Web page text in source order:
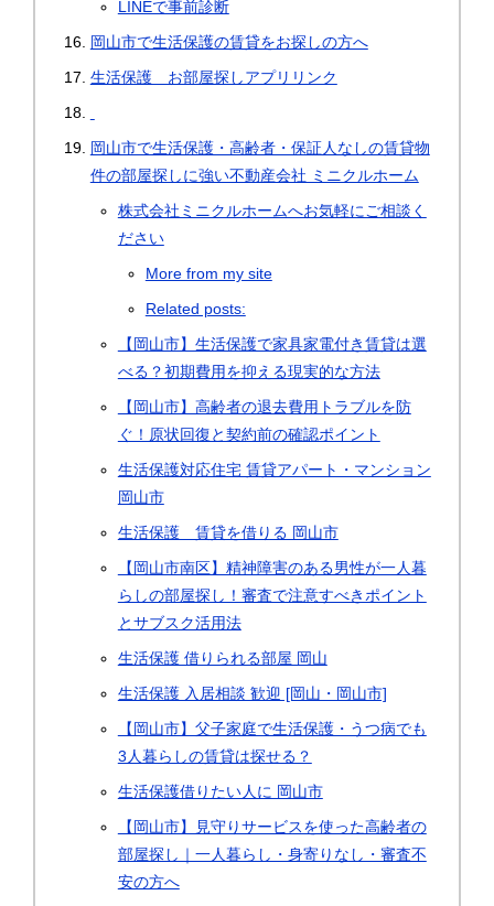
LINEで事前診断
岡山市で生活保護の賃貸をお探しの方へ
生活保護 お部屋探しアプリリンク
岡山市で生活保護・高齢者・保証人なしの賃貸物
件の部屋探しに強い不動産会社 ミニクルホーム
株式会社ミニクルホームへお気軽にご相談く
ださい
More from my site
Related posts:
【岡山市】生活保護で家具家電付き賃貸は選
べる？初期費用を抑える現実的な方法
【岡山市】高齢者の退去費用トラブルを防
ぐ！原状回復と契約前の確認ポイント
生活保護対応住宅 賃貸アパート・マンション
岡山市
生活保護 賃貸を借りる 岡山市
【岡山市南区】精神障害のある男性が一人暮
らしの部屋探し！審査で注意すべきポイント
とサブスク活用法
生活保護 借りられる部屋 岡山
生活保護 入居相談 歓迎 [岡山・岡山市]
【岡山市】父子家庭で生活保護・うつ病でも
3人暮らしの賃貸は探せる？
生活保護借りたい人に 岡山市
【岡山市】見守りサービスを使った高齢者の
部屋探し｜一人暮らし・身寄りなし・審査不
安の方へ